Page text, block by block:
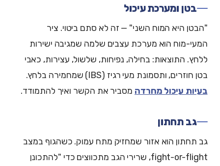
בטן ומערכת עיכול
"הבטן היא המוח השני" — זה לא סתם ביטוי. ציר
המעי-מוח הוא מערכת עצבים שלמה שמגיבה ישירות
ללחץ. התוצאות: בחילה, נפיחות, שלשול, עצירות, כאבי
בטן חוזרים, ותסמונת מעי רגיז (IBS) שמחמירה בלחץ.
בעיות עיכול מחרדה מסביר את הקשר ואיך להתמודד.
גב תחתון
גב תחתון הוא אזור שמחזיק מתח עמוק. כשהגוף במצב
fight-or-flight, שרירי הגב מתכווצים כדי "להתכונן